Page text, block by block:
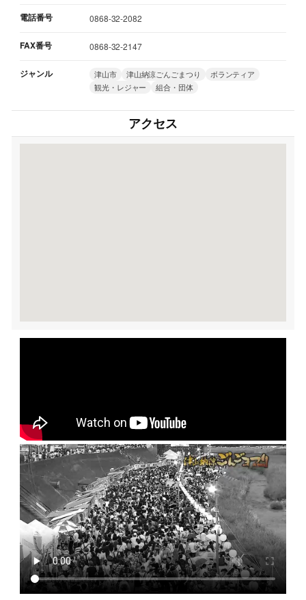
電話番号 0868-32-2082
FAX番号 0868-32-2147
ジャンル 津山市 津山納涼ごんごまつり
ボランティア
観光・レジャー
組合・団体
アクセス